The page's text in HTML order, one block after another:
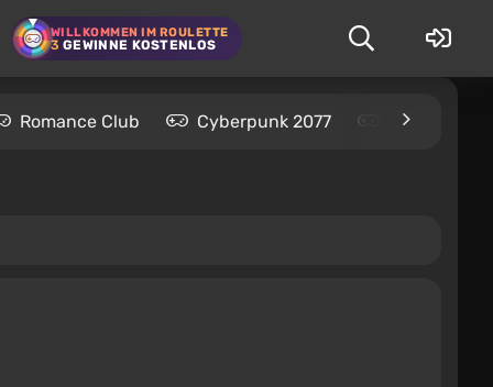
WILLKOMMEN IM ROULETTE
3 GEWINNE KOSTENLOS
Romance Club Cyberpunk 2077 Kingdom